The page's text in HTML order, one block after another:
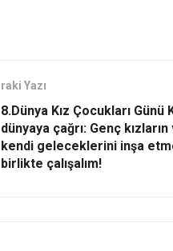
Yazı
8.Dünya Kız Çocukları Günü
dünyaya çağrı: Genç kızların
kendi geleceklerini inşa
birlikte çalışalım!